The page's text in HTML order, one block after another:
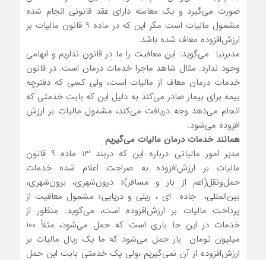
صورت می‌گیرد و یک معامله دارای عقد قانونی انجام شده
مشمول مالیات است مگر این که در ماده 9 قانون مالیات بر
ارزش‌افزوده معاف شده باشد.
مدبرنیا می‌گوید: این معافیت را ما در قانون نداریم و ابهامی
وجود ندارد. مثال شاهد ماجرا خدمات درمان است. در قانون
خدمات درمان معاف از مالیات است، ولی کسی که دفترچه
بیمه برای بیمار صادر می‌کند به دلیل این که بابت خدمتی که
انجام می‌دهد وجه دریافت می‌کند، مشمول مالیات بر ارزش‌
افزوده می‌شود.
همانند خدمات درمان مالیات می‌گیریم
مدیر امور مالیاتی درباره این که دربند 13 ماده 9 قانون
مالیات بر ارزش‌افزوده به صراحت اعلام ‌شده خدمات
حمل‌ونقل(اعم از بار و مسافر)« درون‌شهری، برون‌شهری،
بین‌المللی، جاده ای ، ریلی و دریایی» مشمول معافیت از
پرداخت مالیات بر ارزش‌افزوده است، می‌گوید: منظور از
خدمات در این جا باری است که حمل می‌شود، مثلاً 100
میلیون تومان بار حمل می‌شود که ما یک ریال مالیات بر
ارزش‌افزوده از آن نمی‌گیریم ،ولی یک خدمتی بابت این حمل